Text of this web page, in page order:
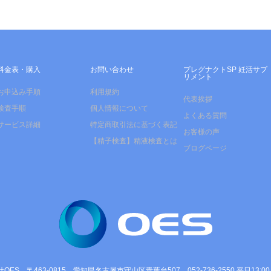
金表・購入
申込み手順
査手順
ービス詳細
お問い合わせ
利用規約
個人情報について
特定商取引法に基づく表記
【精子検査】精液検査とは
プレグナクトSP 妊活サプ
リメント
代表挨拶
よくある質問
お客様の声
ブログページ